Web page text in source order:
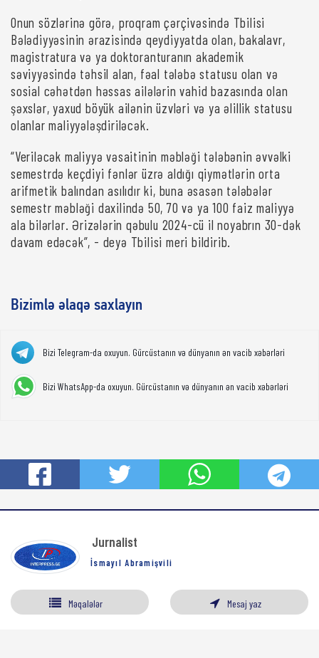
Onun sözlərinə görə, proqram çərçivəsində Tbilisi
Bələdiyyəsinin ərazisində qeydiyyatda olan, bakalavr,
magistratura və ya doktoranturanın akademik
səviyyəsində təhsil alan, fəal tələbə statusu olan və
sosial cəhətdən həssas ailələrin vahid bazasında olan
şəxslər, yaxud böyük ailənin üzvləri və ya əlillik statusu
olanlar maliyyələşdiriləcək.
“Veriləcək maliyyə vəsaitinin məbləği tələbənin əvvəlki
semestrdə keçdiyi fənlər üzrə aldığı qiymətlərin orta
arifmetik balından asılıdır ki, buna əsasən tələbələr
semestr məbləği daxilində 50, 70 və ya 100 faiz maliyyə
ala bilərlər. Ərizələrin qəbulu 2024-cü il noyabrın 30-dək
davam edəcək”, - deyə Tbilisi meri bildirib.
Bizimlə əlaqə saxlayın
Bizi Telegram-da oxuyun. Gürcüstanın və dünyanın ən vacib xəbərləri
Bizi WhatsApp-da oxuyun. Gürcüstanın və dünyanın ən vacib xəbərləri
Jurnalist
İsmayıl Abramişvili
Məqalələr Mesaj yaz